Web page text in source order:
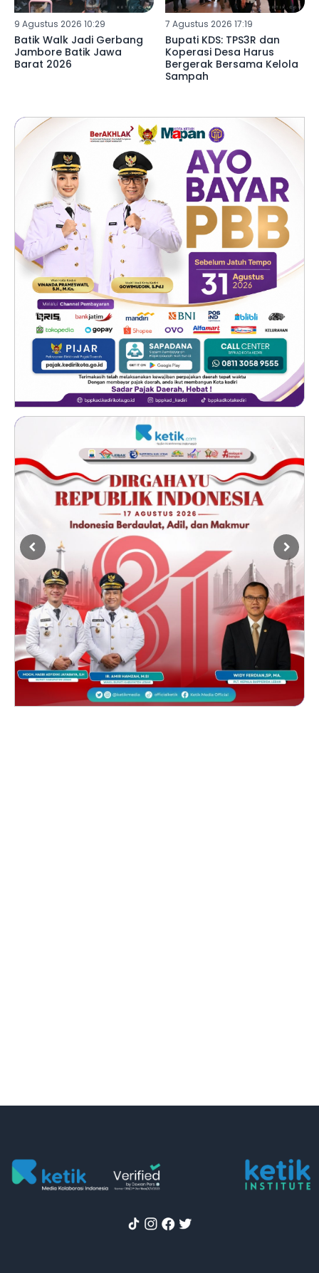
9 Agustus 2026 10:29
Batik Walk Jadi Gerbang
Jambore Batik Jawa
Barat 2026
7 Agustus 2026 17:19
Bupati KDS: TPS3R dan
Koperasi Desa Harus
Bergerak Bersama Kelola
Sampah